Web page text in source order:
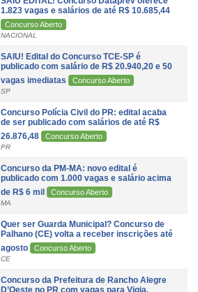
1.823 vagas e salários de até R$ 10.685,44
Concurso Aberto
NACIONAL
SAIU! Edital do Concurso TCE-SP é
publicado com salário de R$ 20.940,20 e 50
vagas imediatas
Concurso Aberto
SP
Concurso Polícia Civil do PR: edital acaba
de ser publicado com salários de até R$
26.876,48
Concurso Aberto
PR
Concurso da PM-MA: novo edital é
publicado com 1.000 vagas e salário acima
de R$ 6 mil
Concurso Aberto
MA
Quer ser Guarda Municipal? Concurso de
Palhano (CE) volta a receber inscrições até
agosto
Concurso Aberto
CE
Concurso da Prefeitura de Rancho Alegre
D’Oeste no PR com vagas para Vigia,